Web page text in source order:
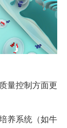
量控制方面更
养系统（如牛